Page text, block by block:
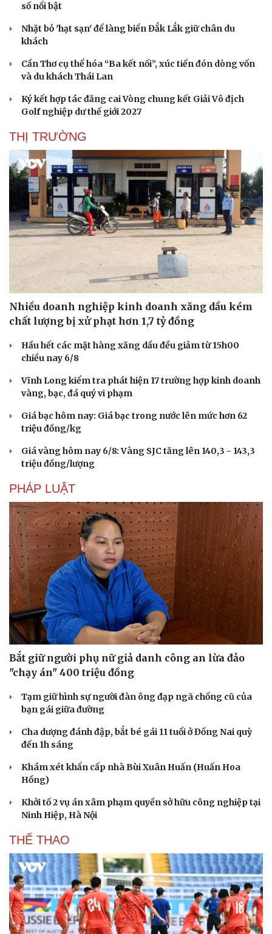
Sức khỏe
Dinh dưỡng - món ngon
Cây thuốc
Nhi khoa
Nam khoa
Phòng mạch online
Ăn sạch sống khỏe
Đời sống
Nhà đẹp
số nổi bật
Nhặt bỏ 'hạt sạn' để làng biển Đắk Lắk giữ chân du
khách
Cần Thơ cụ thể hóa “Ba kết nối”, xúc tiến đón dòng vốn
và du khách Thái Lan
Ký kết hợp tác đăng cai Vòng chung kết Giải Vô địch
Golf nghiệp dư thế giới 2027
THỊ TRƯỜNG
Nhiều doanh nghiệp kinh doanh xăng dầu kém
chất lượng bị xử phạt hơn 1,7 tỷ đồng
Hầu hết các mặt hàng xăng dầu đều giảm từ 15h00
chiều nay 6/8
Vĩnh Long kiểm tra phát hiện 17 trường hợp kinh doanh
vàng, bạc, đá quý vi phạm
Giá bạc hôm nay: Giá bạc trong nước lên mức hơn 62
triệu đồng/kg
Giá vàng hôm nay 6/8: Vàng SJC tăng lên 140,3 - 143,3
triệu đồng/lượng
PHÁP LUẬT
Bắt giữ người phụ nữ giả danh công an lừa đảo
"chạy án" 400 triệu đồng
Tạm giữ hình sự người đàn ông đạp ngã chồng cũ của
bạn gái giữa đường
Cha dượng đánh đập, bắt bé gái 11 tuổi ở Đồng Nai quỳ
đến 1h sáng
Khám xét khẩn cấp nhà Bùi Xuân Huấn (Huấn Hoa
Hồng)
Khởi tố 2 vụ án xâm phạm quyền sở hữu công nghiệp tại
Ninh Hiệp, Hà Nội
THỂ THAO